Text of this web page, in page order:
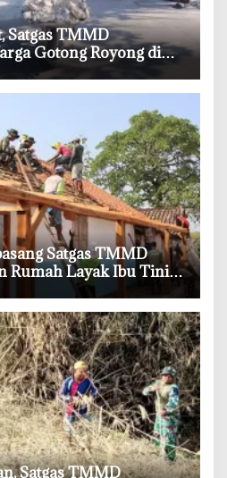
Satgas TMMD
Gotong Royong di
Satgas TMMD
Rumah Layak Ibu Tini
Satgas TMMD